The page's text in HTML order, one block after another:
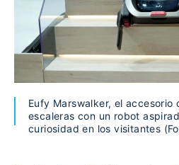
Eufy Marswalker, el accesorio
escaleras con un robot
curiosidad en los visitantes